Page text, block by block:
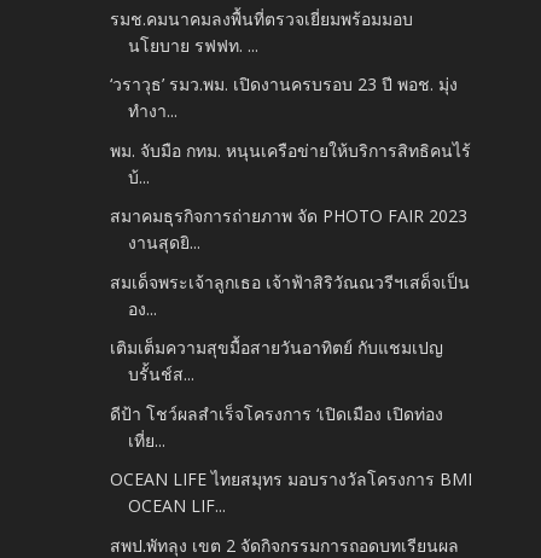
รมช.คมนาคมลงพื้นที่ตรวจเยี่ยมพร้อมมอบ
นโยบาย รฟฟท. ...
‘วราวุธ’ รมว.พม. เปิดงานครบรอบ 23 ปี พอช. มุ่ง
ทำงา...
พม. จับมือ กทม. หนุนเครือข่ายให้บริการสิทธิคนไร้
บ้...
สมาคมธุรกิจการถ่ายภาพ จัด PHOTO FAIR 2023
งานสุดยิ...
สมเด็จพระเจ้าลูกเธอ เจ้าฟ้าสิริวัณณวรีฯเสด็จเป็น
อง...
เติมเต็มความสุขมื้อสายวันอาทิตย์ กับแชมเปญ
บรั้นช์ส...
ดีป้า โชว์ผลสำเร็จโครงการ ‘เปิดเมือง เปิดท่อง
เที่ย...
OCEAN LIFE ไทยสมุทร มอบรางวัลโครงการ BMI
OCEAN LIF...
สพป.พัทลุง เขต 2 จัดกิจกรรมการถอดบทเรียนผล